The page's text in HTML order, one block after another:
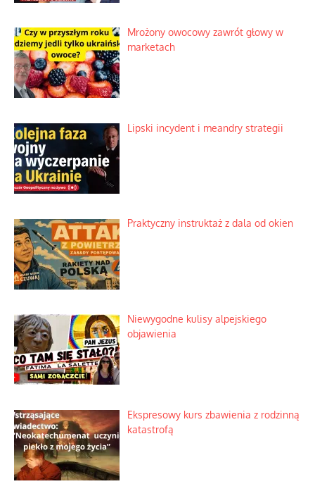
Mrożony owocowy zawrót głowy w
marketach
Lipski incydent i meandry strategii
Praktyczny instruktaż z dala od okien
Niewygodne kulisy alpejskiego
objawienia
Ekspresowy kurs zbawienia z rodzinną
katastrofą